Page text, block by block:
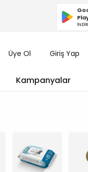
Üye Ol Giriş Yap
Kampanyalar